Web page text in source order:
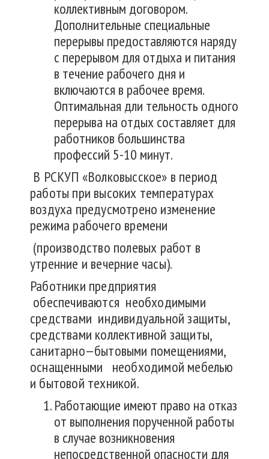
коллективным договором.
Дополнительные специальные
перерывы предоставляются наряду
с перерывом для отдыха и питания
в течение рабочего дня и
включаются в рабочее время.
Оптимальная дли тельность одного
перерыва на отдых составляет для
работников большинства
профессий 5-10 минут.
В РСКУП «Волковысское» в период
работы при высоких температурах
воздуха предусмотрено изменение
режима рабочего времени
(производство полевых работ в
утренние и вечерние часы).
Работники предприятия
обеспечиваются необходимыми
средствами индивидуальной защиты,
средствами коллективной защиты,
санитарно—бытовыми помещениями,
оснащенными необходимой мебелью
и бытовой техникой.
Работающие имеют право на отказ
от выполнения порученной работы
в случае возникновения
непосредственной опасности для